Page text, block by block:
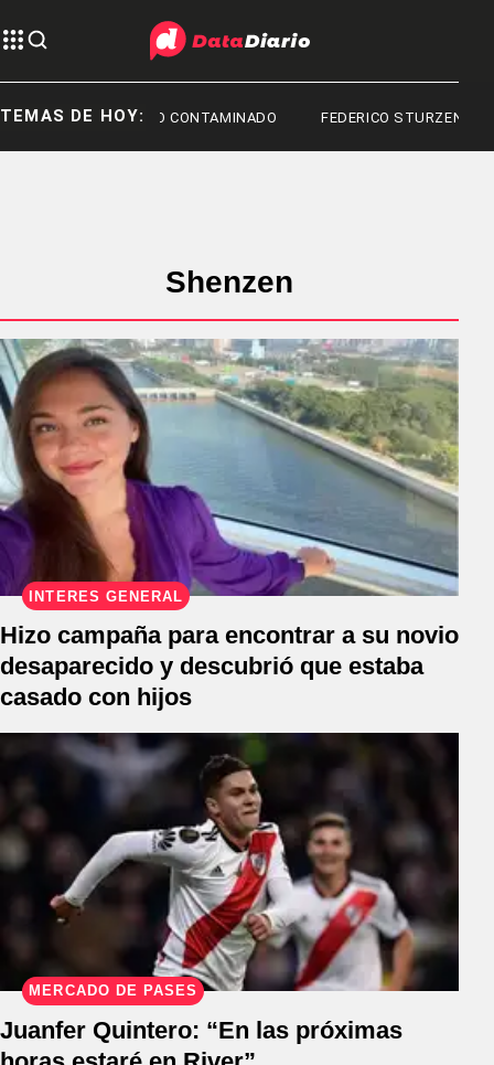
TEMAS DE HOY:FENTANILO CONTAMINADO FEDERICO STURZENEGGER
Shenzen
INTERÉS GENERAL
Hizo campaña para encontrar a su novio
desaparecido y descubrió que estaba
casado con hijos
MERCADO DE PASES
Juanfer Quintero: “En las próximas